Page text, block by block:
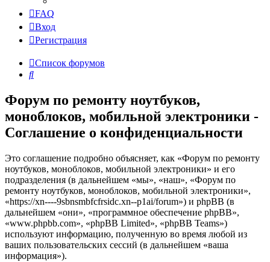
FAQ
Вход
Регистрация
Список форумов
Поиск
Форум по ремонту ноутбуков,
моноблоков, мобильной электроники -
Соглашение о конфиденциальности
Это соглашение подробно объясняет, как «Форум по ремонту
ноутбуков, моноблоков, мобильной электроники» и его
подразделения (в дальнейшем «мы», «наш», «Форум по
ремонту ноутбуков, моноблоков, мобильной электроники»,
«https://xn----9sbnsmbfcfrsidc.xn--p1ai/forum») и phpBB (в
дальнейшем «они», «программное обеспечение phpBB»,
«www.phpbb.com», «phpBB Limited», «phpBB Teams»)
используют информацию, полученную во время любой из
ваших пользовательских сессий (в дальнейшем «ваша
информация»).